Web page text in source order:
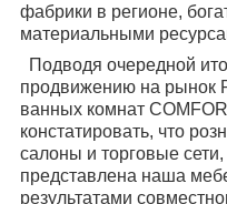
фабрики в регионе,
материальными
Подводя очередной
продвижению на рынок
ванных комнат
констатировать, что
салоны и торговые
представлена наша
результатами